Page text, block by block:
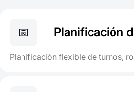
📅 Planificación
Planificación flexible de turnos,